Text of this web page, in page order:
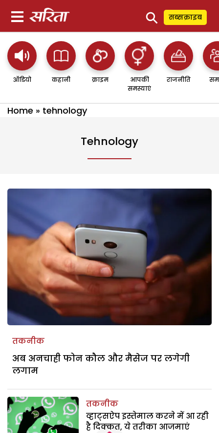
⚲ सब्सक्राइब
ऑडियो कहानी क्राइम
आपकी
समस्याएं
राजनीति
Home » tehnology
Tehnology
तकनीक
अब अनचाही फोन कौल और मैसेज पर लगेगी
लगाम
तकनीक
व्हाट्सऐप इस्तेमाल करने में आ रही
है दिक्कत, ये तरीका आजमाएं